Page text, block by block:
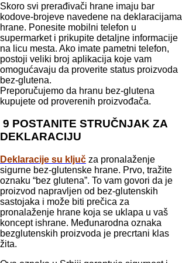
Skoro svi prerađivači hrane imaju bar
kodove-brojeve navedene na deklaracijama
hrane. Ponesite mobilni telefon u
supermarket i prikupite detaljne informacije
na licu mesta. Ako imate pametni telefon,
postoji veliki broj aplikacija koje vam
omogućavaju da proverite status proizvoda
bez-glutena.
Preporučujemo da hranu bez-glutena
kupujete od proverenih proizvođača.
9 POSTANITE STRUČNJAK ZA
DEKLARACIJU
Deklaracije su ključ za pronalaženje
sigurne bez-glutenske hrane. Prvo, tražite
oznaku “bez glutena”. To vam govori da je
proizvod napravljen od bez-glutenskih
sastojaka i može biti prečica za
pronalaženje hrane koja se uklapa u vaš
koncept ishrane. Međunarodna oznaka
bezglutenskih proizvoda je precrtani klas
žita.